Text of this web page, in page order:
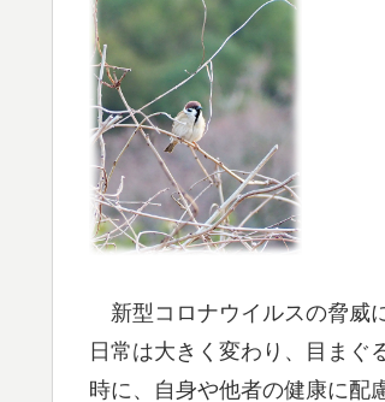
新型コロナウイルスの脅威
日常は大きく変わり、目まぐ
時に、自身や他者の健康に配